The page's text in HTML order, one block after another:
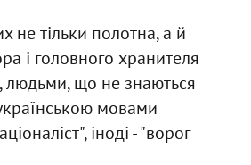
не тільки полотна, а й
і головного хранителя
людьми, що не знаються
мовами
іноді - "ворог